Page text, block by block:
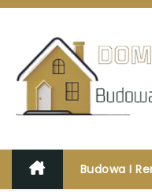
S
n
Budowa I